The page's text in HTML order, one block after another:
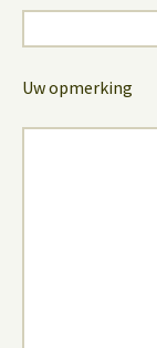
Uw opmerking